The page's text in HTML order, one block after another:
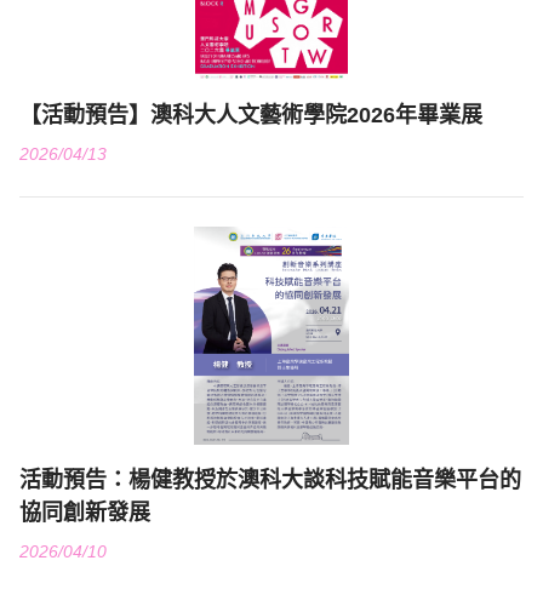
【活動預告】澳科大人文藝術學院2026年畢業展
2026/04/13
活動預告：楊健教授於澳科大談科技賦能音樂平台的
協同創新發展
2026/04/10